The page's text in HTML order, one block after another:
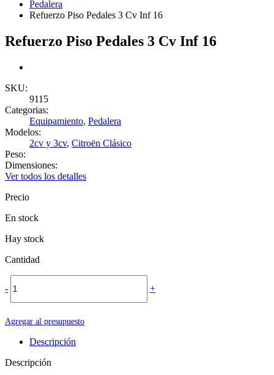
Pedalera
Refuerzo Piso Pedales 3 Cv Inf 16
Refuerzo Piso Pedales 3 Cv Inf 16
SKU:
9115
Categorias:
Equipamiento, Pedalera
Modelos:
2cv y 3cv, Citroën Clásico
Peso:
Dimensiones:
Ver todos los detalles
Precio
En stock
Hay stock
Cantidad
- +
Agregar al presupuesto
Descripción
Descripción